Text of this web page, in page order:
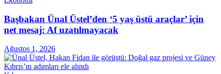
Başbakan Ünal Üstel’den ‘5 yaş üstü araçlar’ için
net mesaj: Af uzatılmayacak
Ağustos 1, 2026